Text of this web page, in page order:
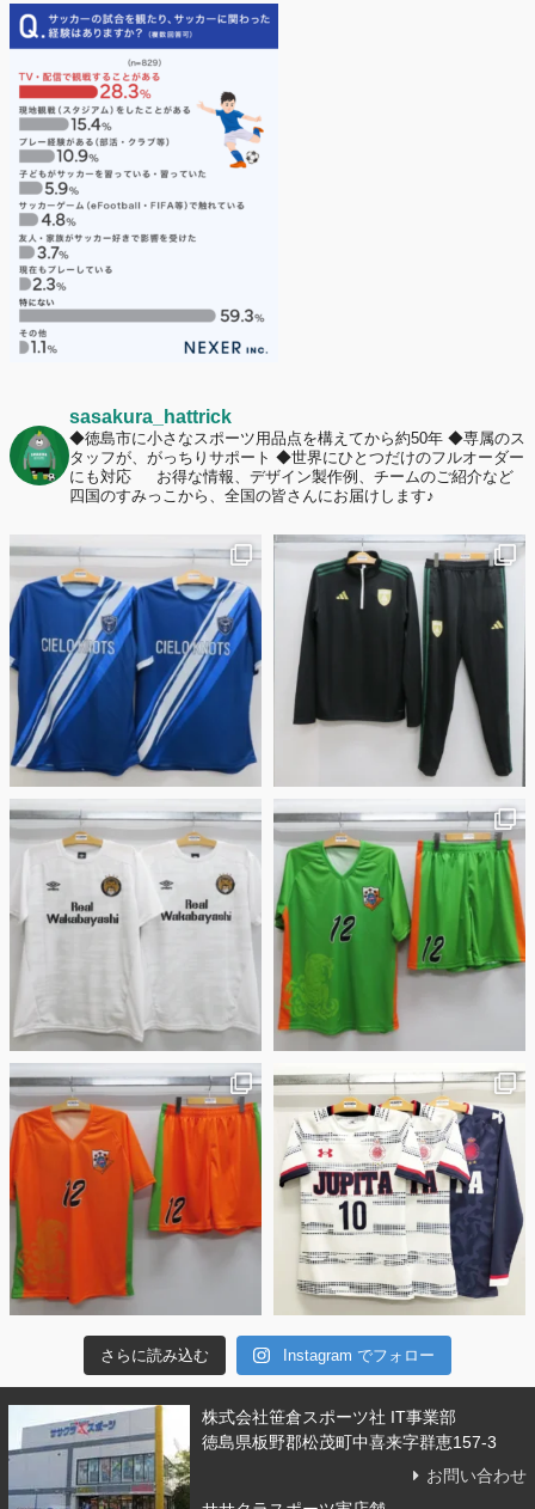
2026年7月2日
名前入りユニフォームで子どもの自信が「プラスになった」と感じた保
護者は約67%！「やや高いと感じたが納得して購入した」と価値を実感
する声も32.7%に！
2026年6月15日
応援ユニフォーム、約53％が「会場に一体感があってよい」と回答。チ
ームへの愛情が伝わる応援スタイルとは？
sasakura_hattrick
◆徳島市に小さなスポーツ用品点を構えてから約50年 ◆専属のス
タッフが、がっちりサポート ◆世界にひとつだけのフルオーダー
にも対応
お得な情報、デザイン製作例、チームのご紹介など
四国のすみっこから、全国の皆さんにお届けします♪
さらに読み込む Instagram でフォロー
株式会社笹倉スポーツ社 IT事業部
徳島県板野郡松茂町中喜来字群恵157-3
お問い合わせ